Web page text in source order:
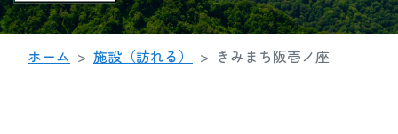
ホーム 施設（訪れる） きみまち阪壱ノ座